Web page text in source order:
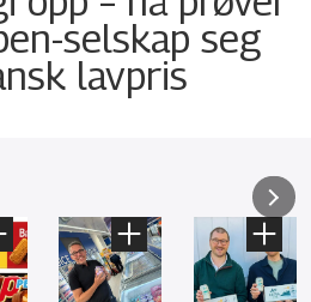
selskap seg
lavpris